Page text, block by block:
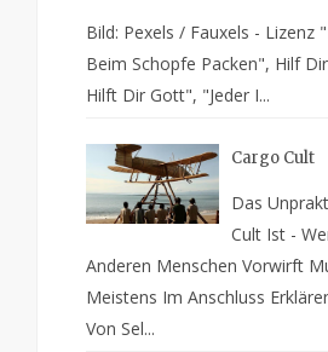
Bild: Pexels / Fauxels - Lizenz
Beim Schopfe Packen", Hilf
Hilft Dir Gott", "Jeder I...
Cargo Cult
Das
Cult Ist -
Anderen Menschen Vorwirft
Meistens Im Anschluss
Von Sel...